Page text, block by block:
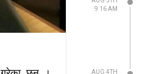
9:16 AM
AUG 4TH